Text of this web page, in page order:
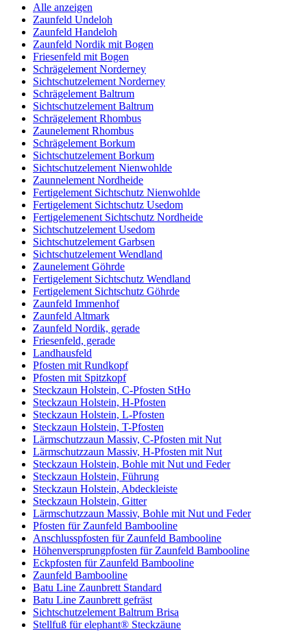
Alle anzeigen
Zaunfeld Undeloh
Zaunfeld Handeloh
Zaunfeld Nordik mit Bogen
Friesenfeld mit Bogen
Schrägelement Norderney
Sichtschutzelement Norderney
Schrägelement Baltrum
Sichtschutzelement Baltrum
Schrägelement Rhombus
Zaunelement Rhombus
Schrägelement Borkum
Sichtschutzelement Borkum
Sichtschutzelement Nienwohlde
Zaunnelement Nordheide
Fertigelement Sichtschutz Nienwohlde
Fertigelement Sichtschutz Usedom
Fertigelemenent Sichtschutz Nordheide
Sichtschutzelement Usedom
Sichtschutzelement Garbsen
Sichtschutzelement Wendland
Zaunelement Göhrde
Fertigelement Sichtschutz Wendland
Fertigelement Sichtschutz Göhrde
Zaunfeld Immenhof
Zaunfeld Altmark
Zaunfeld Nordik, gerade
Friesenfeld, gerade
Landhausfeld
Pfosten mit Rundkopf
Pfosten mit Spitzkopf
Steckzaun Holstein, C-Pfosten StHo
Steckzaun Holstein, H-Pfosten
Steckzaun Holstein, L-Pfosten
Steckzaun Holstein, T-Pfosten
Lärmschutzzaun Massiv, C-Pfosten mit Nut
Lärmschutzzaun Massiv, H-Pfosten mit Nut
Steckzaun Holstein, Bohle mit Nut und Feder
Steckzaun Holstein, Führung
Steckzaun Holstein, Abdeckleiste
Steckzaun Holstein, Gitter
Lärmschutzzaun Massiv, Bohle mit Nut und Feder
Pfosten für Zaunfeld Bambooline
Anschlusspfosten für Zaunfeld Bambooline
Höhenversprungpfosten für Zaunfeld Bambooline
Eckpfosten für Zaunfeld Bambooline
Zaunfeld Bambooline
Batu Line Zaunbrett Standard
Batu Line Zaunbrett gefräst
Sichtschutzelement Baltrum Brisa
Stellfuß für elephant® Steckzäune